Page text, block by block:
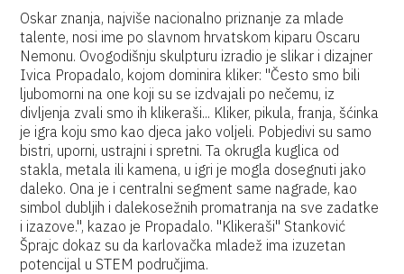
Oskar znanja, najviše nacionalno priznanje za mlade
talente, nosi ime po slavnom hrvatskom kiparu Oscaru
Nemonu. Ovogodišnju skulpturu izradio je slikar i dizajner
Ivica Propadalo, kojom dominira kliker: "Često smo bili
ljubomorni na one koji su se izdvajali po nečemu, iz
divljenja zvali smo ih klikeraši... Kliker, pikula, franja, šćinka
je igra koju smo kao djeca jako voljeli. Pobjedivi su samo
bistri, uporni, ustrajni i spretni. Ta okrugla kuglica od
stakla, metala ili kamena, u igri je mogla dosegnuti jako
daleko. Ona je i centralni segment same nagrade, kao
simbol dubljih i dalekosežnih promatranja na sve zadatke
i izazove.", kazao je Propadalo. "Klikeraši" Stanković
Šprajc dokaz su da karlovačka mladež ima izuzetan
potencijal u STEM područjima.